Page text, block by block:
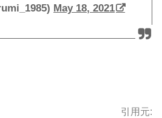
May 18, 2021
引用元: